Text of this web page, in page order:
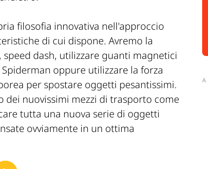
filosofia innovativa nell'approccio
di cui dispone. Avremo la
dash, utilizzare guanti magnetici
oppure utilizzare la forza
per spostare oggetti pesantissimi.
nuovissimi mezzi di trasporto come
tutta una nuova serie di oggetti
ovviamente in un ottima